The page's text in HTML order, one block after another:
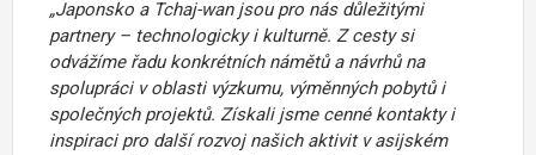
„Japonsko a Tchaj-wan jsou pro nás důležitými
partnery – technologicky i kulturně. Z cesty si
odvážíme řadu konkrétních námětů a návrhů na
spolupráci v oblasti výzkumu, výměnných pobytů i
společných projektů. Získali jsme cenné kontakty i
inspiraci pro další rozvoj našich aktivit v asijském